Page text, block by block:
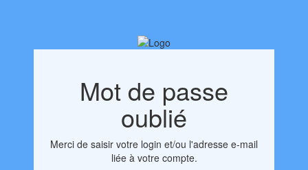
Mot de passe
oublié
Merci de saisir votre login et/ou l'adresse e-mail
liée à votre compte.